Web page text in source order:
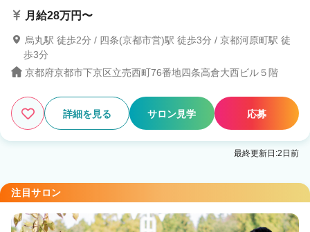
月給28万円〜
烏丸駅 徒歩2分 / 四条(京都市営)駅 徒歩3分 / 京都河原町駅 徒
歩3分
京都府京都市下京区立売西町76番地四条高倉大西ビル５階
詳細を見る サロン見学 応募
最終更新日:2日前
注目サロン